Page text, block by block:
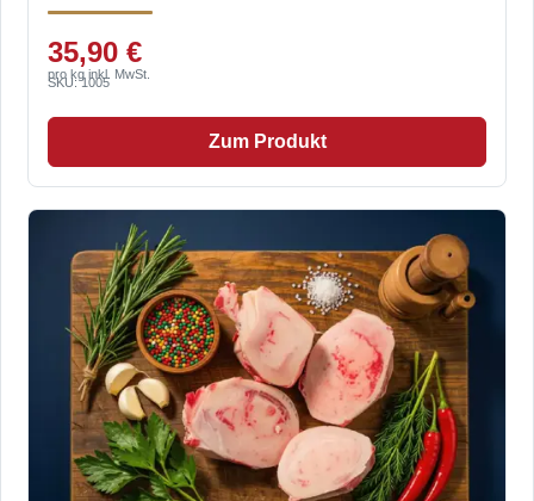
35,90 €
pro kg inkl. MwSt.
SKU: 1005
Zum Produkt